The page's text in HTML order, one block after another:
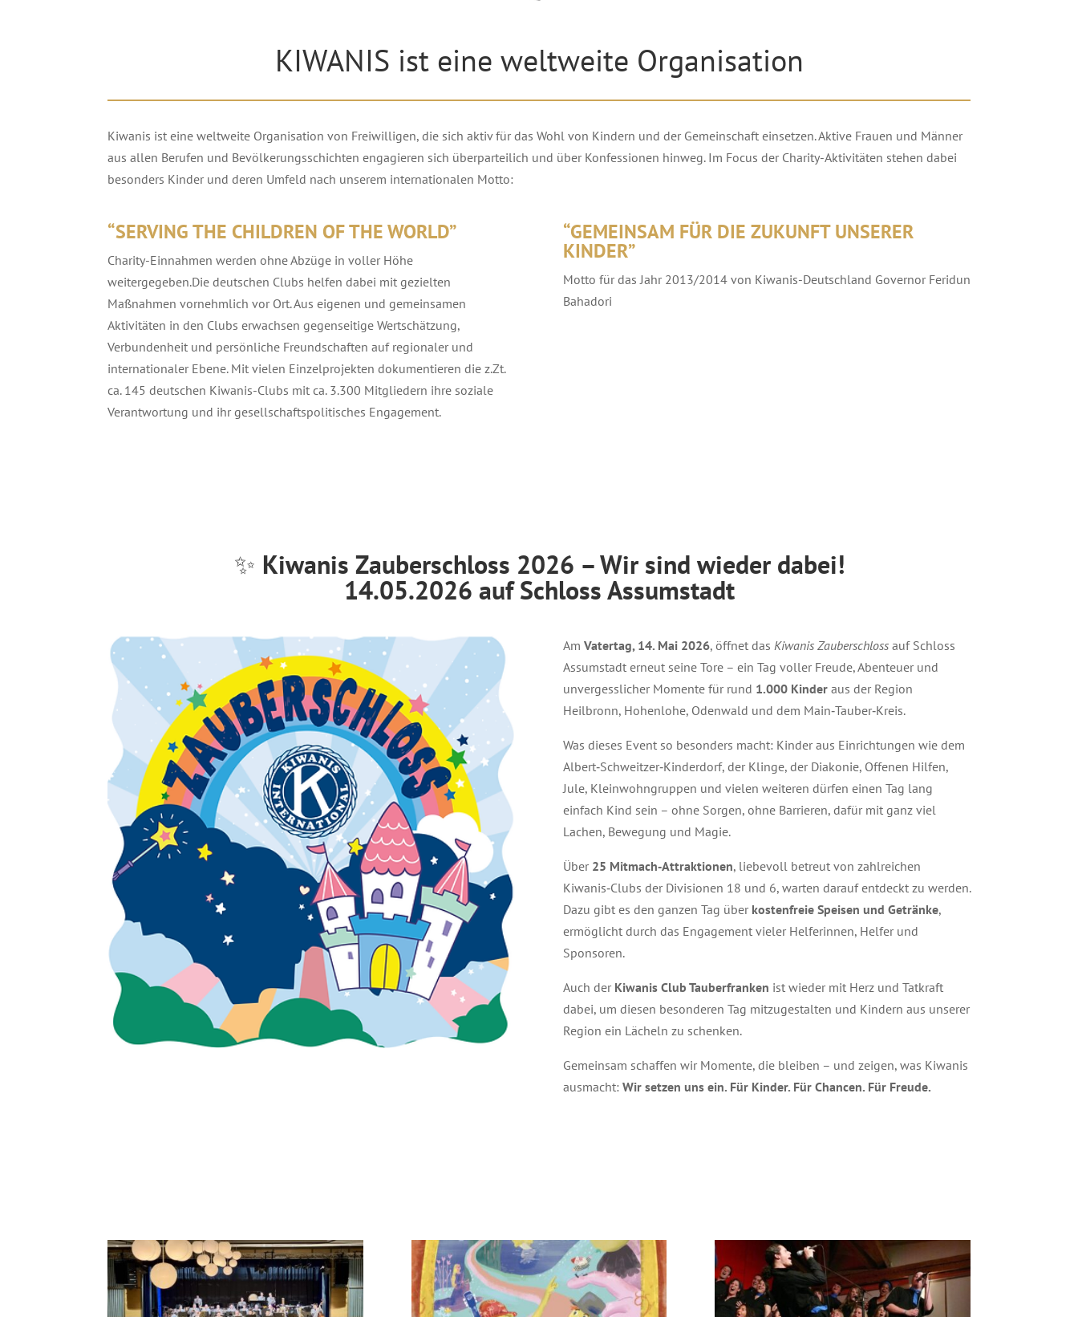
KIWANIS ist eine weltweite Organisation
Kiwanis ist eine weltweite Organisation von Freiwilligen, die sich aktiv für das Wohl von Kindern und der Gemeinschaft einsetzen. Aktive Frauen und Männer
aus allen Berufen und Bevölkerungsschichten engagieren sich überparteilich und über Konfessionen hinweg. Im Focus der Charity-Aktivitäten stehen dabei
besonders Kinder und deren Umfeld nach unserem internationalen Motto:
“SERVING THE CHILDREN OF THE WORLD”
Charity-Einnahmen werden ohne Abzüge in voller Höhe
weitergegeben.Die deutschen Clubs helfen dabei mit gezielten
Maßnahmen vornehmlich vor Ort. Aus eigenen und gemeinsamen
Aktivitäten in den Clubs erwachsen gegenseitige Wertschätzung,
Verbundenheit und persönliche Freundschaften auf regionaler und
internationaler Ebene. Mit vielen Einzelprojekten dokumentieren die z.Zt.
ca. 145 deutschen Kiwanis-Clubs mit ca. 3.300 Mitgliedern ihre soziale
Verantwortung und ihr gesellschaftspolitisches Engagement.
“GEMEINSAM FÜR DIE ZUKUNFT UNSERER
KINDER”
Motto für das Jahr 2013/2014 von Kiwanis-Deutschland Governor Feridun
Bahadori
✨ Kiwanis Zauberschloss 2026 – Wir sind wieder dabei!
14.05.2026 auf Schloss Assumstadt
Am Vatertag, 14. Mai 2026, öffnet das Kiwanis Zauberschlossauf Schloss
Assumstadt erneut seine Tore – ein Tag voller Freude, Abenteuer und
unvergesslicher Momente für rund 1.000 Kinderaus der Region
Heilbronn, Hohenlohe, Odenwald und dem Main‑Tauber‑Kreis.
Was dieses Event so besonders macht: Kinder aus Einrichtungen wie dem
Albert‑Schweitzer‑Kinderdorf, der Klinge, der Diakonie, Offenen Hilfen,
Jule, Kleinwohngruppen und vielen weiteren dürfen einen Tag lang
einfach Kind sein – ohne Sorgen, ohne Barrieren, dafür mit ganz viel
Lachen, Bewegung und Magie.
Über 25 Mitmach‑Attraktionen, liebevoll betreut von zahlreichen
Kiwanis‑Clubs der Divisionen 18 und 6, warten darauf entdeckt zu werden.
Dazu gibt es den ganzen Tag über kostenfreie Speisen und Getränke,
ermöglicht durch das Engagement vieler Helferinnen, Helfer und
Sponsoren.
Auch der Kiwanis Club Tauberfranken ist wieder mit Herz und Tatkraft
dabei, um diesen besonderen Tag mitzugestalten und Kindern aus unserer
Region ein Lächeln zu schenken.
Gemeinsam schaffen wir Momente, die bleiben – und zeigen, was Kiwanis
ausmacht: Wir setzen uns ein. Für Kinder. Für Chancen. Für Freude.